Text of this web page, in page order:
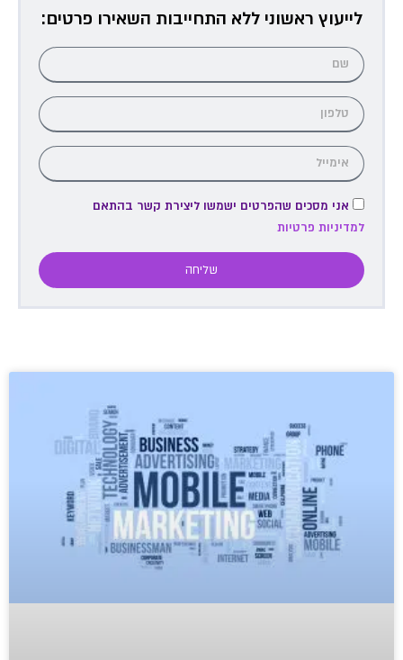
לייעוץ ראשוני ללא התחייבות השאירו פרטים:
אני מסכים שהפרטים ישמשו ליצירת קשר בהתאם
למדיניות פרטיות
שליחה